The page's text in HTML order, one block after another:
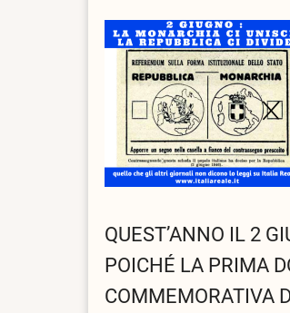
QUEST’ANNO IL 2
POICHÉ LA PRIMA
COMMEMORATIVA